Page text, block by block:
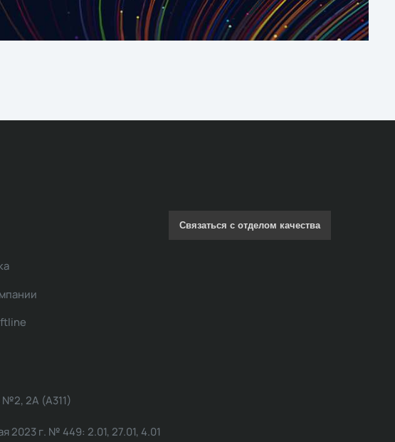
Связаться с отделом качества
№2, 2А (А311)
г. № 449: 2.01, 27.01, 4.01